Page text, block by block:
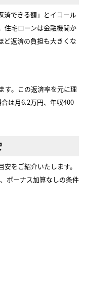
済できる額」とイコール
住宅ローンは金融機関か
ど返済の負担も大きくな
す。この返済率を元に理
は月6.2万円、年収400
をご紹介いたします。
ボーナス加算なしの条件